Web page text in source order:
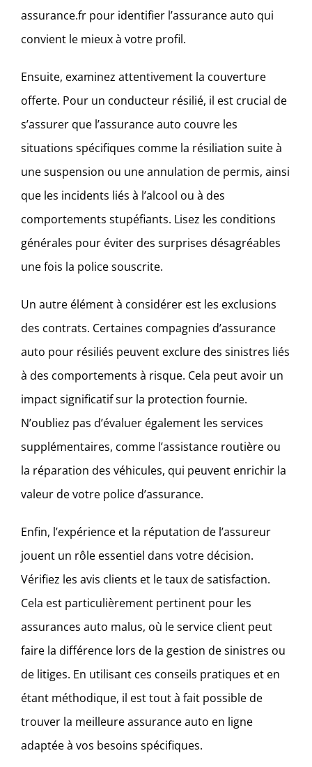
assurance.fr pour identifier l’assurance auto qui
convient le mieux à votre profil.
Ensuite, examinez attentivement la couverture
offerte. Pour un conducteur résilié, il est crucial de
s’assurer que l’assurance auto couvre les
situations spécifiques comme la résiliation suite à
une suspension ou une annulation de permis, ainsi
que les incidents liés à l’alcool ou à des
comportements stupéfiants. Lisez les conditions
générales pour éviter des surprises désagréables
une fois la police souscrite.
Un autre élément à considérer est les exclusions
des contrats. Certaines compagnies d’assurance
auto pour résiliés peuvent exclure des sinistres liés
à des comportements à risque. Cela peut avoir un
impact significatif sur la protection fournie.
N’oubliez pas d’évaluer également les services
supplémentaires, comme l’assistance routière ou
la réparation des véhicules, qui peuvent enrichir la
valeur de votre police d’assurance.
Enfin, l’expérience et la réputation de l’assureur
jouent un rôle essentiel dans votre décision.
Vérifiez les avis clients et le taux de satisfaction.
Cela est particulièrement pertinent pour les
assurances auto malus, où le service client peut
faire la différence lors de la gestion de sinistres ou
de litiges. En utilisant ces conseils pratiques et en
étant méthodique, il est tout à fait possible de
trouver la meilleure assurance auto en ligne
adaptée à vos besoins spécifiques.